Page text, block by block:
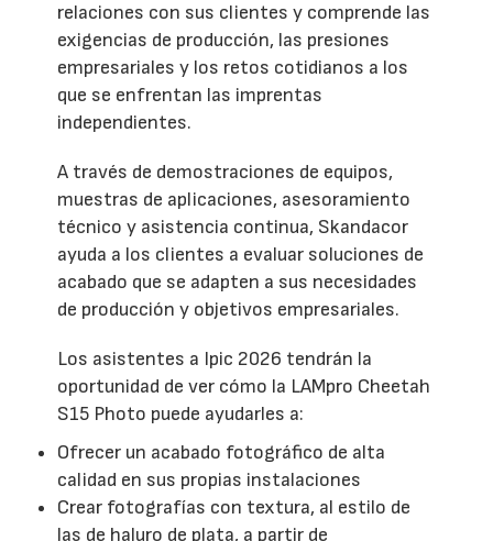
relaciones con sus clientes y comprende las
exigencias de producción, las presiones
empresariales y los retos cotidianos a los
que se enfrentan las imprentas
independientes.
A través de demostraciones de equipos,
muestras de aplicaciones, asesoramiento
técnico y asistencia continua, Skandacor
ayuda a los clientes a evaluar soluciones de
acabado que se adapten a sus necesidades
de producción y objetivos empresariales.
Los asistentes a Ipic 2026 tendrán la
oportunidad de ver cómo la LAMpro Cheetah
S15 Photo puede ayudarles a:
Ofrecer un acabado fotográfico de alta
calidad en sus propias instalaciones
Crear fotografías con textura, al estilo de
las de haluro de plata, a partir de